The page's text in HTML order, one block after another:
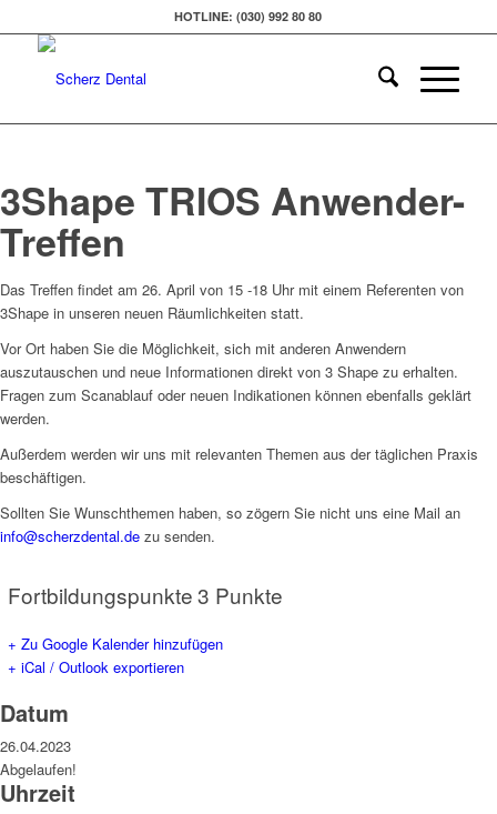
HOTLINE: (030) 992 80 80
3Shape TRIOS Anwender-
Treffen
Das Treffen findet am 26. April von 15 -18 Uhr mit einem Referenten von
3Shape in unseren neuen Räumlichkeiten statt.
Vor Ort haben Sie die Möglichkeit, sich mit anderen Anwendern
auszutauschen und neue Informationen direkt von 3 Shape zu erhalten.
Fragen zum Scanablauf oder neuen Indikationen können ebenfalls geklärt
werden.
Außerdem werden wir uns mit relevanten Themen aus der täglichen Praxis
beschäftigen.
Sollten Sie Wunschthemen haben, so zögern Sie nicht uns eine Mail an
info@scherzdental.de zu senden.
Fortbildungspunkte3 Punkte
+ Zu Google Kalender hinzufügen
+ iCal / Outlook exportieren
Datum
26.04.2023
Abgelaufen!
Uhrzeit